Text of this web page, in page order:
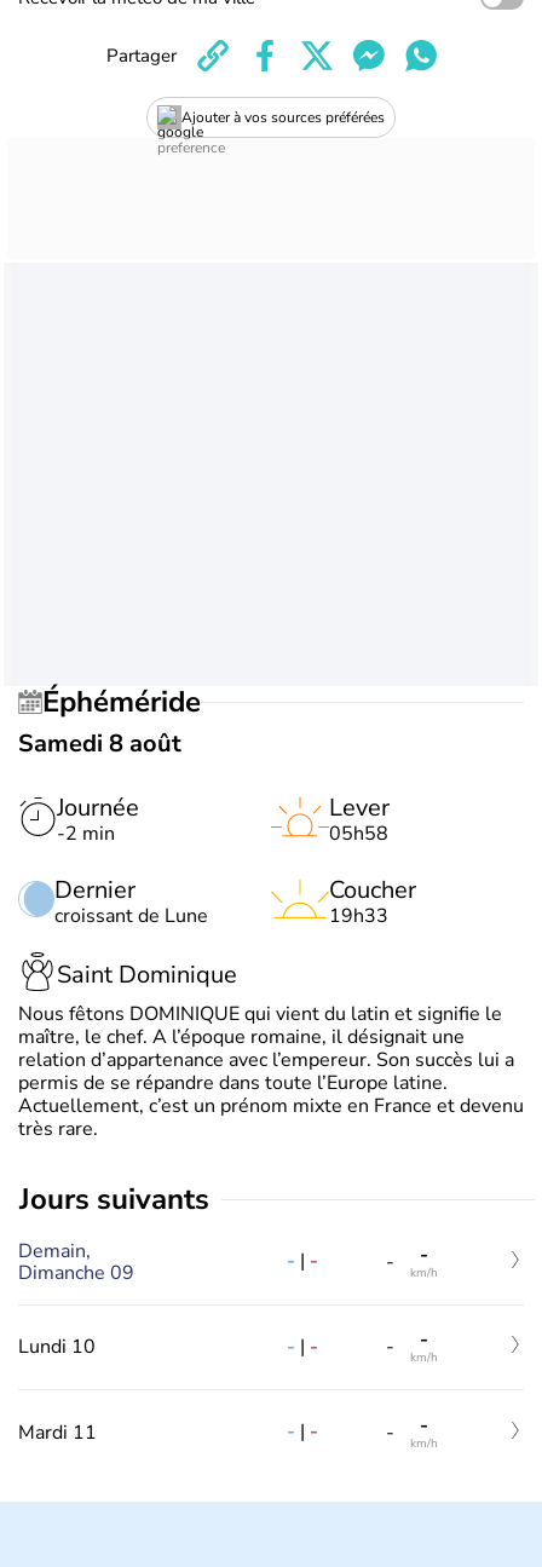
Ajouter à vos sources préférées
Partager
Éphéméride
Samedi 8 août
Journée
-2 min
Dernier
croissant de Lune
Lever
05h58
Coucher
19h33
Saint Dominique
Nous fêtons DOMINIQUE qui vient du latin et signifie le
maître, le chef. A l’époque romaine, il désignait une
relation d’appartenance avec l’empereur. Son succès lui a
permis de se répandre dans toute l’Europe latine.
Actuellement, c’est un prénom mixte en France et devenu
très rare.
jours suivants
Demain,
Dimanche 09
- | - - -
km/h
Lundi 10 - | - - -
km/h
Mardi 11 - | - - -
km/h